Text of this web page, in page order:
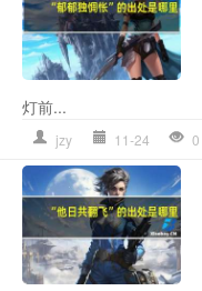
灯前...
jzy 11-24 0